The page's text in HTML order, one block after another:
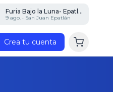
Furia Bajo la Luna- Epatl...
9 ago. • San Juan Epatlán
Crea tu cuenta